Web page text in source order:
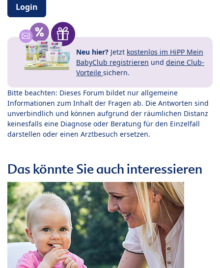
Login
Neu hier? Jetzt kostenlos im HiPP Mein
BabyClub registrieren und deine Club-
Vorteile sichern.
Bitte beachten: Dieses Forum bildet nur allgemeine
Informationen zum Inhalt der Fragen ab. Die Antworten sind
unverbindlich und können aufgrund der räumlichen Distanz
keinesfalls eine Diagnose oder Beratung für den Einzelfall
darstellen oder einen Arztbesuch ersetzen.
Das könnte Sie auch interessieren